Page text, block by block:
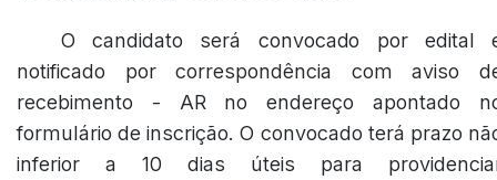
O candidato será convocado por edital
notificado por correspondência com aviso
recebimento - AR no endereço apontado
formulário de inscrição. O convocado terá prazo
inferior a 10 dias úteis para